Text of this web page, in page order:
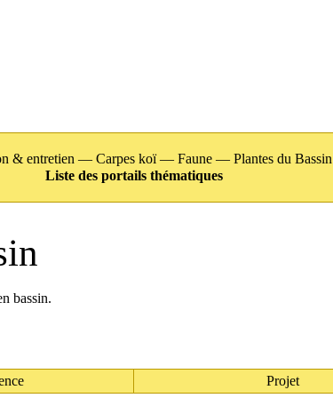
& entretien— Carpes koï— Faune— Plantes du Bassin
Liste des portails thématiques
bassin.
Projet